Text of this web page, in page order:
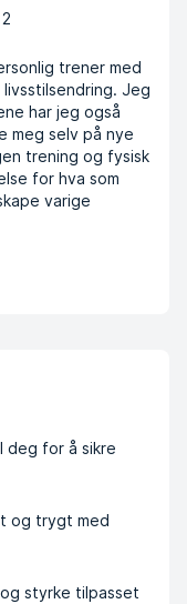
trener med
Jeg
har jeg også
meg selv på nye
trening og fysisk
for hva som
varige
deg for å sikre
og trygt med
styrke tilpasset